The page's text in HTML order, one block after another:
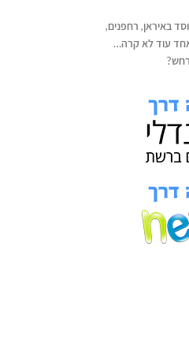
באיראן, רחפנים,
אחד עוד לא קרה…